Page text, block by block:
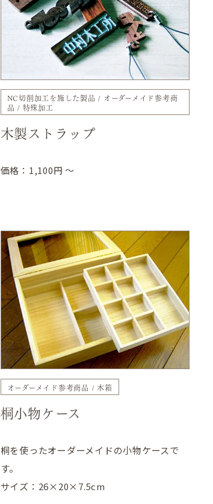
NC切削加工を施した製品
オーダーメイド参考商
品
特殊加工
木製ストラップ
価格：1,100円 ～
オーダーメイド参考商品 木箱
桐小物ケース
桐を使ったオーダーメイドの小物ケースで
す。
サイズ：26×20×7.5cm